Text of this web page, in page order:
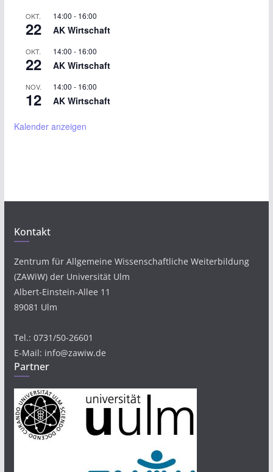
OKT.
22
14:00 - 16:00
AK Wirtschaft
OKT.
22
14:00 - 16:00
AK Wirtschaft
NOV.
12
14:00 - 16:00
AK Wirtschaft
Kalender anzeigen
Kontakt
Zentrum für Allgemeine Wissenschaftliche Weiterbildung
(ZAWiW) der Universität Ulm
Albert-Einstein-Allee 11
89081 Ulm
Tel.: 0731/50-26601
E-Mail: info@zawiw.de
Partner